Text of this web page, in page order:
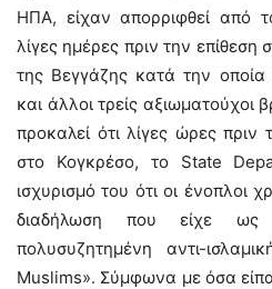
ΗΠΑ, είχαν απορριφθεί από
λίγες ημέρες πριν την επίθεση
της Βεγγάζης κατά την
και άλλοι τρείς αξιωματούχοι
προκαλεί ότι λίγες ώρες
στο Κογκρέσο, το State
ισχυρισμό του ότι οι ένοπλοι
διαδήλωση που είχε ως
πολυσυζητημένη αντι-
Muslims». Σύμφωνα με όσα